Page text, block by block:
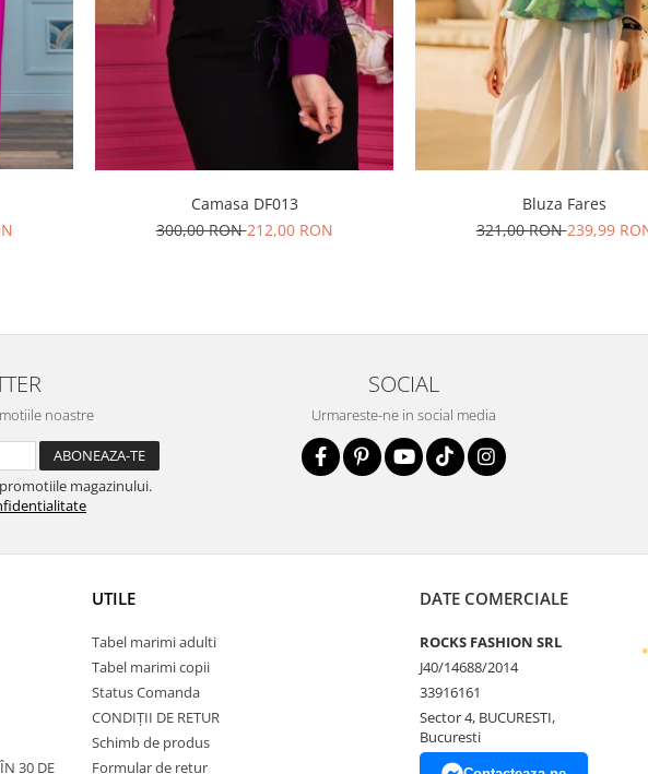
Camasa DF013
300,00 RON212,00 RON
Bluza Fares
321,00 RON239,99
noastre
magazinului.
SOCIAL
Urmareste-ne in social media
30 DE
UTILE
Tabel marimi adulti
Tabel marimi copii
Status Comanda
CONDIȚII DE RETUR
Schimb de produs
Formular de retur
DATE COMERCIALE
ROCKS FASHION SRL
J40/14688/2014
33916161
Sector 4, BUCURESTI,
Bucuresti